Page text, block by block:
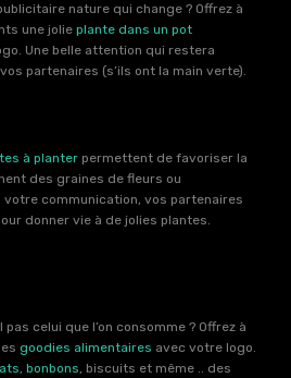
nature qui change ? Offrez à
une jolie plante dans un pot
Une belle attention qui restera
partenaires (s’ils ont la main verte).
à planter permettent de favoriser la
des graines de fleurs ou
votre communication, vos partenaires
donner vie à de jolies plantes.
celui que l’on consomme ? Offrez à
goodies alimentaires avec votre logo.
, bonbons, biscuits et même .. des